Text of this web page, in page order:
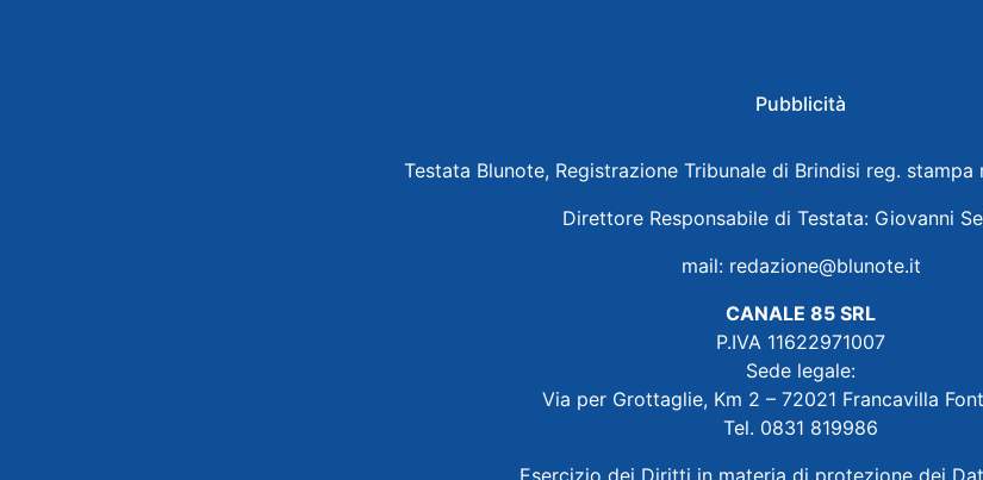
Pubblicità
Testata Blunote, Registrazione Tribunale di Brindisi reg.
Direttore Responsabile di Testata: Giovanni
mail: redazione@blunote.it
CANALE 85 SRL
P.IVA 11622971007
Sede legale:
Via per Grottaglie, Km 2 – 72021 Francavilla
Tel. 0831 819986
Esercizio dei Diritti in materia di protezione dei